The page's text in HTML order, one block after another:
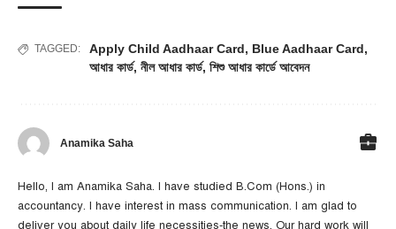
TAGGED: Apply Child Aadhaar Card, Blue Aadhaar Card,
আধার কার্ড, নীল আধার কার্ড, শিশু আধার কার্ডে আবেদন
Anamika Saha
Hello, I am Anamika Saha. I have studied B.Com (Hons.) in
accountancy. I have interest in mass communication. I am glad to
deliver you about daily life necessities-the news. Our hard work will